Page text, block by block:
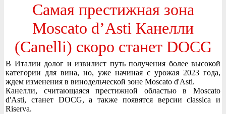
Самая престижная зона
Moscato d’Asti Канелли
(Canelli) скоро станет DOCG
В Италии долог и извилист путь получения более высокой
категории для вина, но, уже начиная с урожая 2023 года,
ждем изменения в винодельческой зоне Moscato d'Asti.
Канелли, считающаяся престижной областью в Moscato
d'Asti, станет DOCG, а также появятся версии classica и
Riserva.